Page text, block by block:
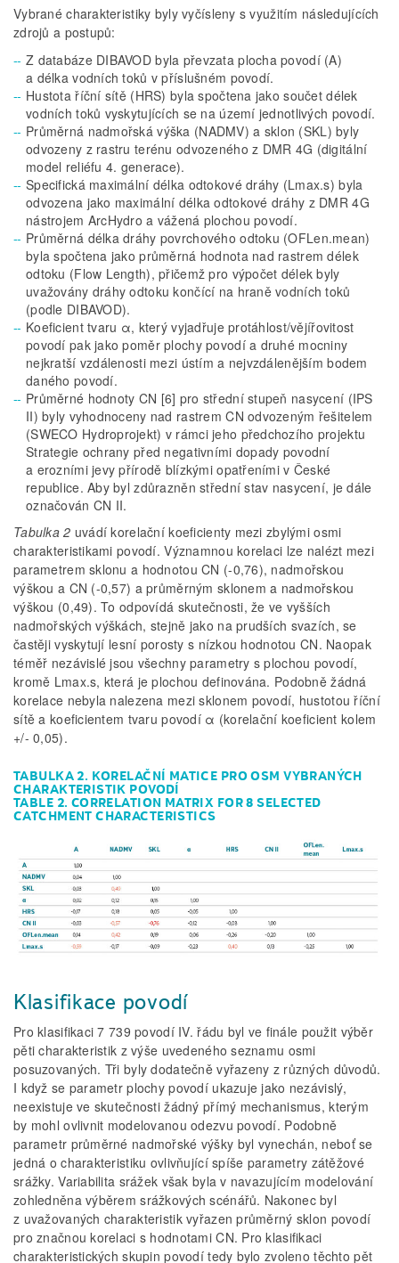
Vybrané charakteristiky byly vyčísleny s využitím následujících
zdrojů a postupů:
Z databáze DIBAVOD byla převzata plocha povodí (A)
a délka vodních toků v příslušném povodí.
Hustota říční sítě (HRS) byla spočtena jako součet délek
vodních toků vyskytujících se na území jednotlivých povodí.
Průměrná nadmořská výška (NADMV) a sklon (SKL) byly
odvozeny z rastru terénu odvozeného z DMR 4G (digitální
model reliéfu 4. generace).
Specifická maximální délka odtokové dráhy (Lmax.s) byla
odvozena jako maximální délka odtokové dráhy z DMR 4G
nástrojem ArcHydro a vážená plochou povodí.
Průměrná délka dráhy povrchového odtoku (OFLen.mean)
byla spočtena jako průměrná hodnota nad rastrem délek
odtoku (Flow Length), přičemž pro výpočet délek byly
uvažovány dráhy odtoku končící na hraně vodních toků
(podle DIBAVOD).
Koeficient tvaru α, který vyjadřuje protáhlost/vějířovitost
povodí pak jako poměr plochy povodí a druhé mocniny
nejkratší vzdálenosti mezi ústím a nejvzdálenějším bodem
daného povodí.
Průměrné hodnoty CN [6] pro střední stupeň nasycení (IPS
II) byly vyhodnoceny nad rastrem CN odvozeným řešitelem
(SWECO Hydroprojekt) v rámci jeho předchozího projektu
Strategie ochrany před negativními dopady povodní
a erozními jevy přírodě blízkými opatřeními v České
republice. Aby byl zdůrazněn střední stav nasycení, je dále
označován CN II.
Tabulka 2 uvádí korelační koeficienty mezi zbylými osmi
charakteristikami povodí. Významnou korelaci lze nalézt mezi
parametrem sklonu a hodnotou CN (-0,76), nadmořskou
výškou a CN (-0,57) a průměrným sklonem a nadmořskou
výškou (0,49). To odpovídá skutečnosti, že ve vyšších
nadmořských výškách, stejně jako na prudších svazích, se
častěji vyskytují lesní porosty s nízkou hodnotou CN. Naopak
téměř nezávislé jsou všechny parametry s plochou povodí,
kromě Lmax.s, která je plochou definována. Podobně žádná
korelace nebyla nalezena mezi sklonem povodí, hustotou říční
sítě a koeficientem tvaru povodí α (korelační koeficient kolem
+/- 0,05).
TABULKA 2. KORELAČNÍ MATICE PRO OSM VYBRANÝCH
CHARAKTERISTIK POVODÍ
TABLE 2. CORRELATION MATRIX FOR 8 SELECTED
CATCHMENT CHARACTERISTICS
Klasifikace povodí
Pro klasifikaci 7 739 povodí IV. řádu byl ve finále použit výběr
pěti charakteristik z výše uvedeného seznamu osmi
posuzovaných. Tři byly dodatečně vyřazeny z různých důvodů.
I když se parametr plochy povodí ukazuje jako nezávislý,
neexistuje ve skutečnosti žádný přímý mechanismus, kterým
by mohl ovlivnit modelovanou odezvu povodí. Podobně
parametr průměrné nadmořské výšky byl vynechán, neboť se
jedná o charakteristiku ovlivňující spíše parametry zátěžové
srážky. Variabilita srážek však byla v navazujícím modelování
zohledněna výběrem srážkových scénářů. Nakonec byl
z uvažovaných charakteristik vyřazen průměrný sklon povodí
pro značnou korelaci s hodnotami CN. Pro klasifikaci
charakteristických skupin povodí tedy bylo zvoleno těchto pět